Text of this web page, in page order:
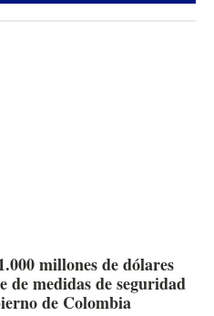
millones de dólares
de medidas de seguridad
de Colombia